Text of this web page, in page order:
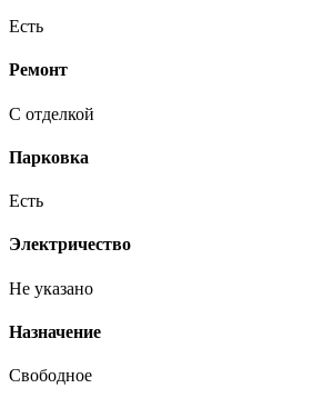
Есть
Ремонт
С отделкой
Парковка
Есть
Электричество
Не указано
Назначение
Свободное